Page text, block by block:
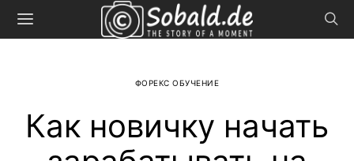
ФОРЕКС ОБУЧЕНИЕ
Как новичку начать